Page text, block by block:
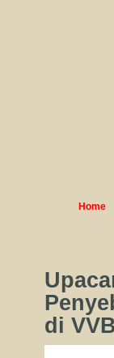
Home
di